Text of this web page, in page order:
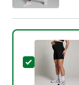
Select